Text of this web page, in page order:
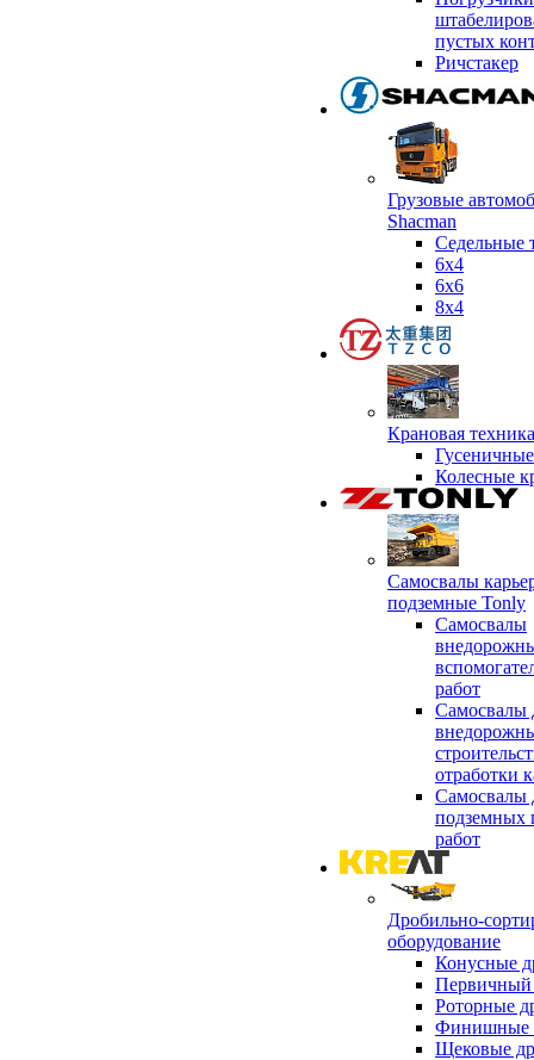
пустых
Ричстакер
Грузовые
Shacman
Седельные
6х4
6x6
8x4
Крановая
Колесные
Самосвалы
подземные Tonly
Самосвалы
работ
Самосвалы
отработки
Самосвалы
подземных
работ
Дробильно-
оборудование
Конусные
Первичный
Роторные
Финишные
Щековые